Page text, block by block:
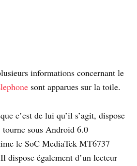
informations concernant le
sont apparues sur la toile.
c’est de lui qu’il s’agit, dispose
tourne sous Android 6.0
le SoC MediaTek MT6737
dispose également d’un lecteur